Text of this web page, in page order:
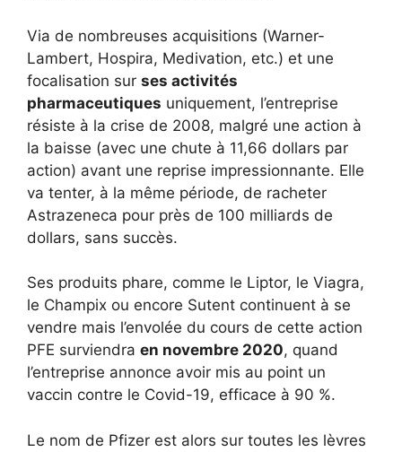
Via de nombreuses acquisitions (Warner-
Lambert, Hospira, Medivation, etc.) et une
focalisation sur ses activités
pharmaceutiques uniquement, l’entreprise
résiste à la crise de 2008, malgré une action à
la baisse (avec une chute à 11,66 dollars par
action) avant une reprise impressionnante. Elle
va tenter, à la même période, de racheter
Astrazeneca pour près de 100 milliards de
dollars, sans succès.
Ses produits phare, comme le Liptor, le Viagra,
le Champix ou encore Sutent continuent à se
vendre mais l’envolée du cours de cette action
PFE surviendra en novembre 2020, quand
l’entreprise annonce avoir mis au point un
vaccin contre le Covid-19, efficace à 90 %.
Le nom de Pfizer est alors sur toutes les lèvres